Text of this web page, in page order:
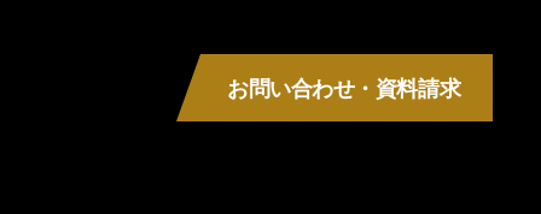
お問い合わせ・資料請求